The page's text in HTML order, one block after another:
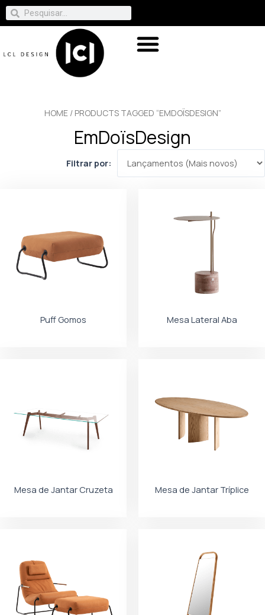
HOME/ PRODUCTS TAGGED “EMDOÏSDESIGN”
EmDoïsDesign
Filtrar por:
Puff Gomos Mesa Lateral Aba
Mesa de Jantar Cruzeta Mesa de Jantar Tríplice